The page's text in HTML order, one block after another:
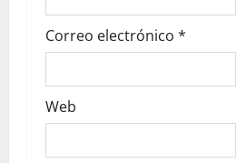
Correo electrónico *
Web